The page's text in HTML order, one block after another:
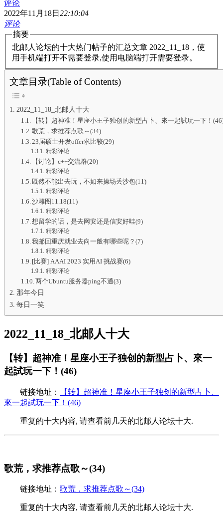
评论
2022年11月18日 22:10:04
评论
摘要
北邮人论坛的十大热门帖子的汇总文章 2022_11_18，使
用手机端打开不需要登录,使用电脑端打开需要登录。
文章目录(Table of Contents)
2022_11_18_北邮人十大
【转】超神准！星座小王子独创的新型占卜、來一起試玩一下！
歌荒，求推荐点歌～(34)
23届硕士开发offer求比较(29)
精彩评论
【讨论】c++交流群(20)
精彩评论
既然不能出去玩，不如来操场丢沙包(11)
精彩评论
沙雕图11.18(11)
精彩评论
想留学的话，是去网安还是信安好哇(9)
精彩评论
我邮回重庆就业去向一般有哪些呢？(7)
精彩评论
[比赛] AAAI 2023 实用AI 挑战赛(6)
精彩评论
两个Ubuntu服务器ping不通(3)
那年今日
每日一笑
2022_11_18_北邮人十大
【转】超神准！星座小王子独创的新型占卜、來一
起試玩一下！(46)
链接地址：
【转】超神准！星座小王子独创的新型占卜、
來一起試玩一下！(46)
重复的十大内容, 请查看前几天的北邮人论坛十大.
歌荒，求推荐点歌～(34)
链接地址： 歌荒，求推荐点歌～(34)
重复的十大内容, 请查看前几天的北邮人论坛十大.